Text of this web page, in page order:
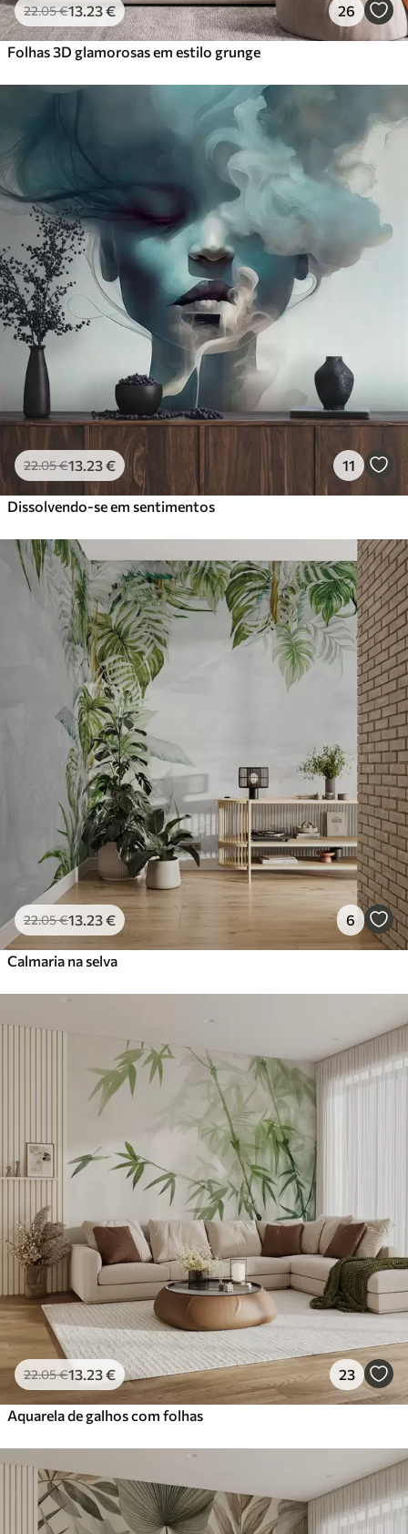
22.05€13 .23€ 26
Folhas 3D glamorosas em estilo grunge
22.05€13 .23€ 11
Dissolvendo-se em sentimentos
22.05€13 .23€ 6
Calmaria na selva
22.05€13 .23€ 23
Aquarela de galhos com folhas